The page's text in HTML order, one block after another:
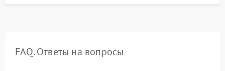
FAQ. Ответы на вопросы